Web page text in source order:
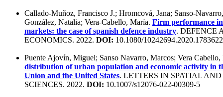
Callado-Muñoz, Francisco J.; Hromcová, Jana; Sanso-
González, Natalia; Vera-Cabello, María. Firm performance
markets: the case of spanish defence industry. DEFENCE
ECONOMICS. 2022. DOI: 10.1080/10242694.2020.1783622
Puente Ajovín, Miguel; Sanso Navarro, Marcos; Vera
distribution of urban population and economic activity in
Union and the United States. LETTERS IN SPATIAL AND
SCIENCES. 2022. DOI: 10.1007/s12076-022-00309-5